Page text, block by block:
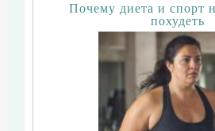
Почему диета и спорт
похудеть